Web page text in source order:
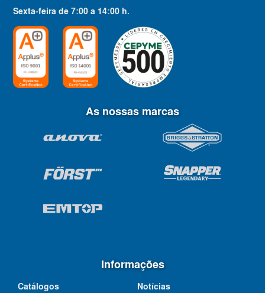
Sexta-feira de7:00 a 14:00 h.
As nossas marcas
Informações
Catálogos
Notícias